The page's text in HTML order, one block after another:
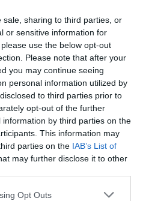
sale, sharing to third parties, or
or sensitive information for
use the below opt-out
Please note that after your
you may continue seeing
personal information utilized by
to third parties prior to
opt-out of the further
by third parties on the
This information may
parties on the IAB’s List of
may further disclose it to other
Opt Outs
au dreptul la liber în zilele
legale în Italia, adică: 1
zi de Paşti, 25 aprilie, 1
noiembrie, 8 decembrie, 25
şi Sfântul Patron al
Roma este în 29 iunie –